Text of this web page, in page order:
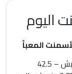
اليوم
المعبأ
– 42.5